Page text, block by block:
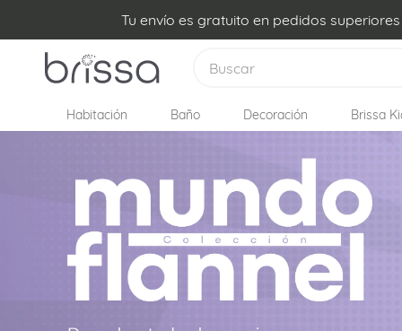
Tu envío es gratuito en pedidos
Habitación Baño Decoración Brissa
TÉRMINOS MÁS BUSCADOS
sabanas
4. forro plumon
cojines